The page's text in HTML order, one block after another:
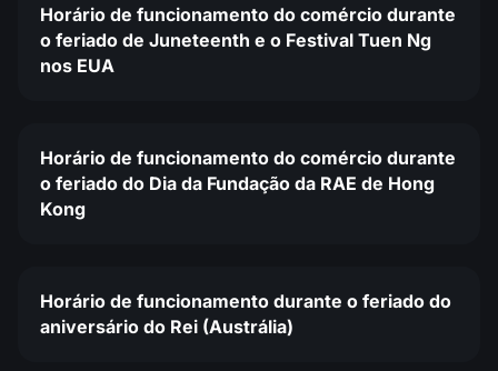
Horário de funcionamento do comércio durante
o feriado de Juneteenth e o Festival Tuen Ng
nos EUA
Horário de funcionamento do comércio durante
o feriado do Dia da Fundação da RAE de Hong
Kong
Horário de funcionamento durante o feriado do
aniversário do Rei (Austrália)